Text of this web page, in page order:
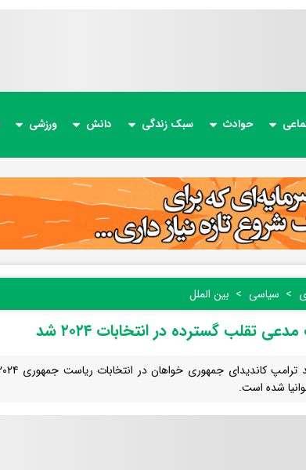
حوادث سبک زندگی دانش ورزشی
سیاسی بین الملل
تقلب گسترده در انتخابات ۲۰۲۴ شد
شده است.